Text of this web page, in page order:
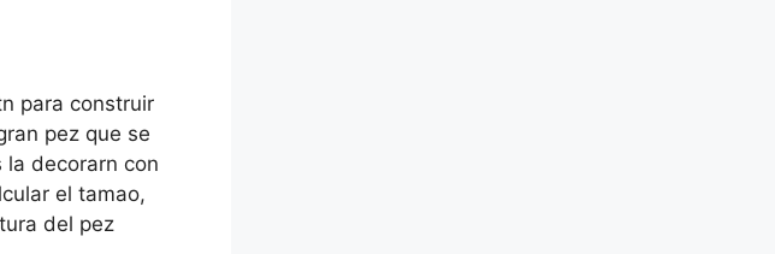
para construir
pez que se
decorarn con
el tamao,
del pez